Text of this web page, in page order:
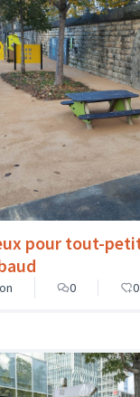
pour tout-
0 0